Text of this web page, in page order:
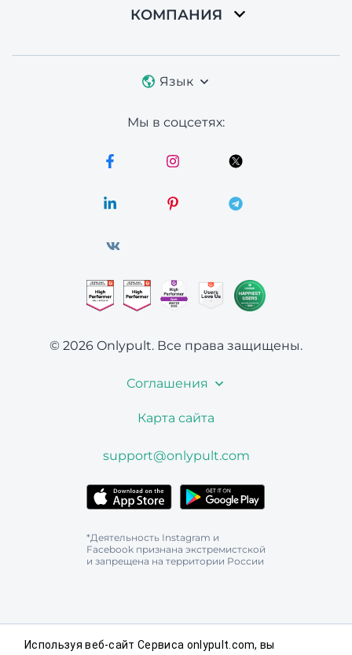
КОМПАНИЯ
Язык
Мы в соцсетях:
© 2026 Onlypult. Все права защищены.
Соглашения
Карта сайта
support@onlypult.com
*Деятельность Instagram и
Facebook признана экстремистской
и запрещена на территории России
Используя веб-сайт Сервиса onlypult.com, вы